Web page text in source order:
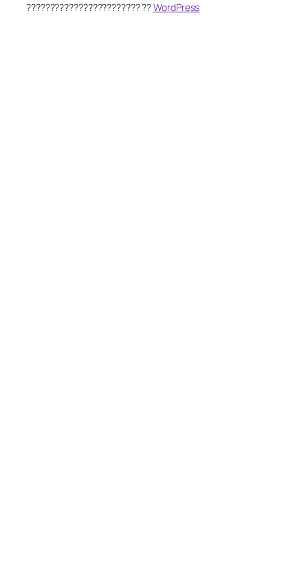
???????????????????????? ??WordPress